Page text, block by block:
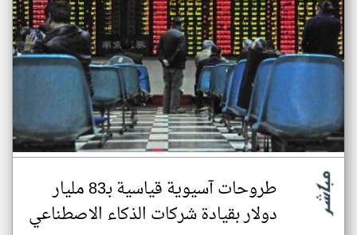
طروحات آسيوية قياسية بـ83 مليار
دولار بقيادة شركات الذكاء الاصطناعي